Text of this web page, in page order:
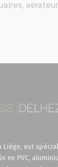
Liège, est
en PVC,